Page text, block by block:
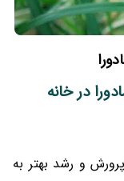
در خانه
و رشد بهتر به